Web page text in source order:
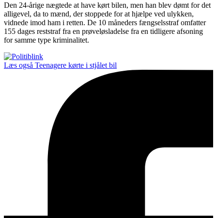
Den 24-årige nægtede at have kørt bilen, men han blev dømt for det
alligevel, da to mænd, der stoppede for at hjælpe ved ulykken,
vidnede imod ham i retten. De 10 måneders fængselsstraf omfatter
155 dages reststraf fra en prøveløsladelse fra en tidligere afsoning
for samme type kriminalitet.
Læs også Teenagere kørte i stjålet bil